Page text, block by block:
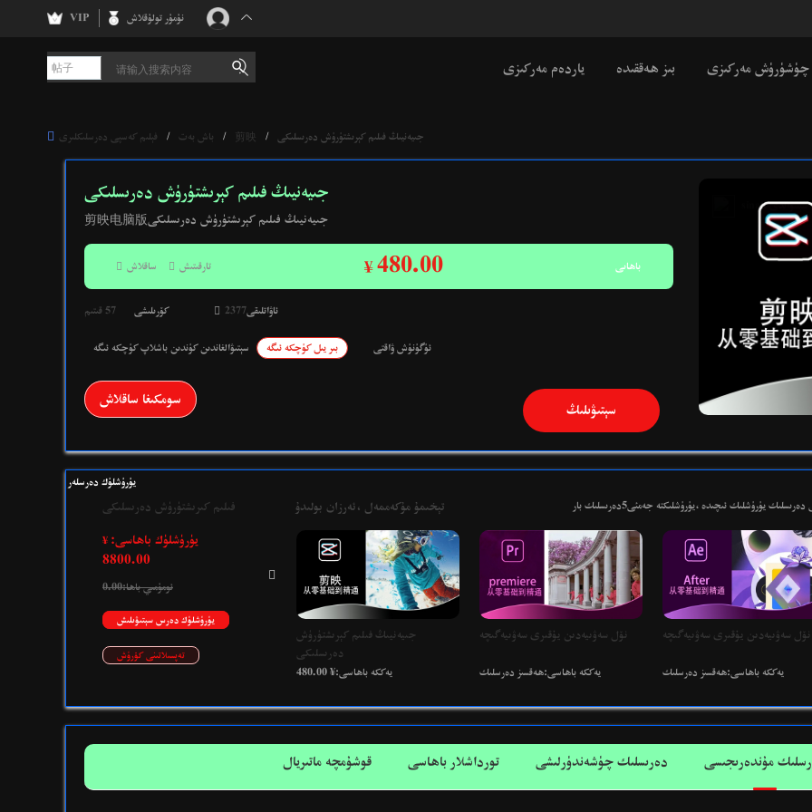
VIP نۇمۇر تولۇقلاش
چۈشۈرۈش مەركىزى بىز ھەققىدە ياردەم مەركىزى 帖子
 باش بەت / فېلىم كەسپى دەرسلىكلىرى / 剪映 / جىيەنيىڭ فىلىم كېرىشتۈرۈش دەرىسلىكى
جىيەنيىڭ فىلىم كېرىشتۈرۈش دەرىسلىكى
剪映电脑版جىيەنيىڭ فىلىم كېرىشتۈرۈش دەرىسلىكى
 ساقلاش  تارقىتىش ¥ 480.00 باھاىى
كۆرىلىشى 57 قىتىم  ئاۋاتلىقى2377
ئۈگۈنۈش ۋاقتى بىر يىل كۈچكە ئىگە سېتىۋالغاندىن كۈندىن باشلاپ كۈچكە ئىگە
سېتىۋىلىڭ
سومكىغا ساقلاش
يۈرۈشلۈك دەرسلەر
فىلىم كىرىشتۈرۈش دەرىسلىكى
يۈرۈشلۈك باھاسى: ¥
8800.00
ئومۇمىي باھا:0.00
يۈرۈشلۈك دەرس سېتىۋىلىش
تەپسىلاتىنى كۆرۈش

تېخىمۇ مۇكەممەل ،ئەرزان بولىدۇ يۈرۈشلىك ئىچىدە ،يۈرۈشلىكتە جەمئى5دەرىسلىك بار
جىيەنيىڭ فىلىم كېرىشتۈرۈش
دەرىسلىكى
يەككە باھاسى:¥ 480.00
نۆل سەۋىيەدىن يۇقىرى سەۋىيەگىچە
يەككە باھاسى:ھەقسىز دەرسلىك
نۆل سەۋىيەدىن يۇقىرى سەۋىيەگىچە
يەككە باھاسى:ھەقسىز دەرسلىك
مۇندەرىجىسى دەرىسلىك چۈشەندۈرلىشى تورداشلار باھاسى قوشۇمچە ماتىريال